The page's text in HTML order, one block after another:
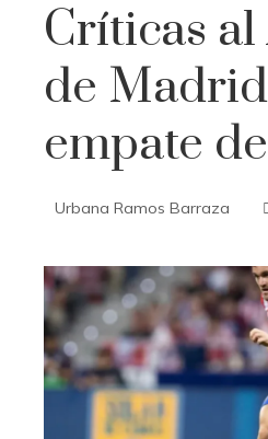
Críticas
de
empate
Urbana Ramos Barraza